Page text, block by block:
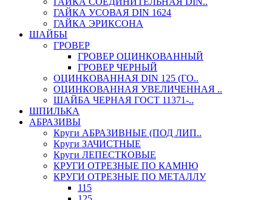
ГАЙКА УСОВАЯ DIN 1624
ГАЙКА ЭРИКСОНА
ШАЙБЫ
ГРОВЕР
ГРОВЕР ОЦИНКОВАННЫЙ
ГРОВЕР ЧЕРНЫЙ
ОЦИНКОВАННАЯ DIN 125 (ГО..
ОЦИНКОВАННАЯ УВЕЛИЧЕННАЯ ..
ШАЙБА ЧЕРНАЯ ГОСТ 11371-..
ШПИЛЬКА
АБРАЗИВЫ
Круги АБРАЗИВНЫЕ (ПОД ЛИП..
Круги ЗАЧИСТНЫЕ
Круги ЛЕПЕСТКОВЫЕ
КРУГИ ОТРЕЗНЫЕ ПО КАМНЮ
КРУГИ ОТРЕЗНЫЕ ПО МЕТАЛЛУ
115